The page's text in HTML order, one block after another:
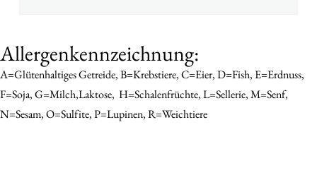
Allergenkennzeichnung:
A=Glütenhaltiges Getreide, B=Krebstiere, C=Eier, D=Fish, E=Erdnuss,
F=Soja, G=Milch,Laktose, H=schalenfrüchte, L=sellerie, M=senf,
N=sesam, O=sulfite, P=Lupinen, R=Weichtiere